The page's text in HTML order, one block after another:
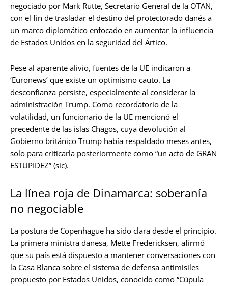
negociado por Mark Rutte, Secretario General de la OTAN,
con el fin de trasladar el destino del protectorado danés a
un marco diplomático enfocado en aumentar la influencia
de Estados Unidos en la seguridad del Ártico.
Pese al aparente alivio, fuentes de la UE indicaron a
‘Euronews’ que existe un optimismo cauto. La
desconfianza persiste, especialmente al considerar la
administración Trump. Como recordatorio de la
volatilidad, un funcionario de la UE mencionó el
precedente de las islas Chagos, cuya devolución al
Gobierno británico Trump había respaldado meses antes,
solo para criticarla posteriormente como “un acto de GRAN
ESTUPIDEZ” (sic).
La línea roja de Dinamarca: soberanía
no negociable
La postura de Copenhague ha sido clara desde el principio.
La primera ministra danesa, Mette Fredericksen, afirmó
que su país está dispuesto a mantener conversaciones con
la Casa Blanca sobre el sistema de defensa antimisiles
propuesto por Estados Unidos, conocido como “Cúpula